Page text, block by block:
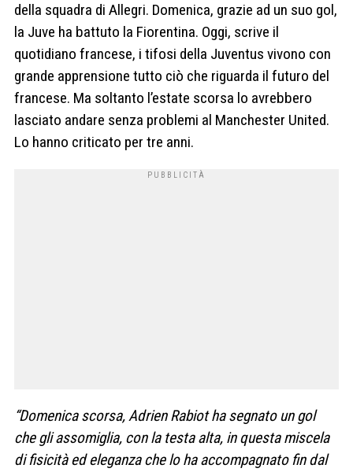
della squadra di Allegri. Domenica, grazie ad un suo gol,
la Juve ha battuto la Fiorentina. Oggi, scrive il
quotidiano francese, i tifosi della Juventus vivono con
grande apprensione tutto ciò che riguarda il futuro del
francese. Ma soltanto l’estate scorsa lo avrebbero
lasciato andare senza problemi al Manchester United.
Lo hanno criticato per tre anni.
“Domenica scorsa, Adrien Rabiot ha segnato un gol
che gli assomiglia, con la testa alta, in questa miscela
di fisicità ed eleganza che lo ha accompagnato fin dal